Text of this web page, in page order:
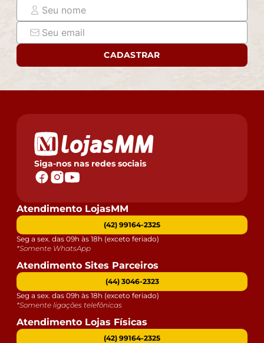
- As imagens são meramente ilustrativas, não
acompanham objetos de decoração e eletrônicos.
- Ao receber a mercadoria, o cliente deve verificar as
condições da embalagem, caso haja alguma avaria não
assine o comprovante de recebimento.
apartamentos. Eventuais despesas são de
responsabilidade do comprador.
- Confira as dimensões do produto e certifique-se de
que passará normalmente por supostos elevadores,
CADASTRAR
Siga-nos nas redes sociais
Atendimento LojasMM
(42) 99164-2325
Seg a sex. das 09h às 18h (exceto feriado)
*Somente WhatsApp
Atendimento Sites Parceiros
(44) 3046-2323
Seg a sex. das 09h às 18h (exceto feriado)
*Somente ligações telefônicas
Atendimento Lojas Físicas
(42) 99164-2325